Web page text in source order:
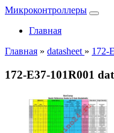
Микроконтроллеры
Главная
Главная » datasheet » 172-
172-E37-101R001